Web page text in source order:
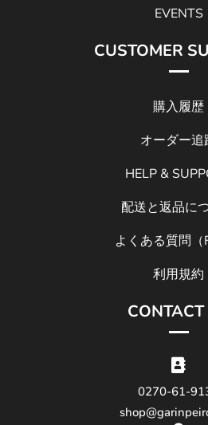
EVENTS
CUSTOMER
購入履歴
オーダー追
HELP &
配送と返品に
よくある質問（
利用規約
CONTACT

0270-61-